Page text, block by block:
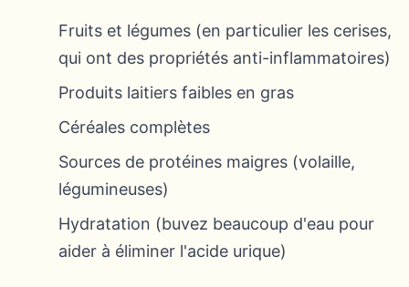
Fruits et légumes (en particulier les cerises,
qui ont des propriétés anti-inflammatoires)
Produits laitiers faibles en gras
Céréales complètes
Sources de protéines maigres (volaille,
légumineuses)
Hydratation (buvez beaucoup d'eau pour
aider à éliminer l'acide urique)